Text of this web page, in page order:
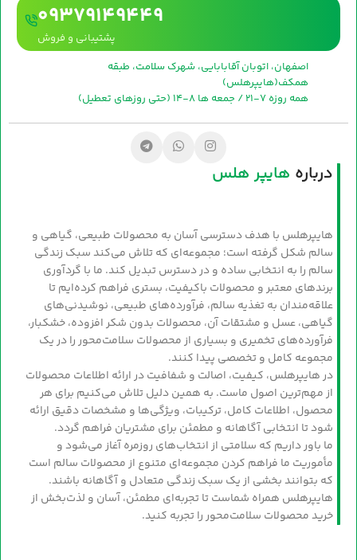
09379149449
پشتیبانی و فروش
اصفهان، اتوبان آقابابایی، شهرک سلامت، طبقه
همکف(هایپرهلس)
همه روزه 7-21 / جمعه ها 8-14 (حتی روزهای تعطیل)
درباره هایپر هلس
هایپرهلس با هدف دسترسی آسان به محصولات طبیعی، گیاهی و
سالم شکل گرفته است؛ مجموعه‌ای که تلاش می‌کند سبک زندگی
سالم را به انتخابی ساده و در دسترس تبدیل کند. ما با گردآوری
برندهای معتبر و محصولات باکیفیت، بستری فراهم کرده‌ایم تا
علاقه‌مندان به تغذیه سالم، فرآورده‌های طبیعی، نوشیدنی‌های
گیاهی، عسل و مشتقات آن، محصولات بدون شکر افزوده، خشکبار،
فرآورده‌های تخمیری و بسیاری از محصولات سلامت‌محور را در یک
مجموعه کامل و تخصصی پیدا کنند.
در هایپرهلس، کیفیت، اصالت و شفافیت در ارائه اطلاعات محصولات
از مهم‌ترین اصول ماست. به همین دلیل تلاش می‌کنیم برای هر
محصول، اطلاعات کامل، ترکیبات، ویژگی‌ها و مشخصات دقیق ارائه
شود تا انتخابی آگاهانه و مطمئن برای مشتریان فراهم گردد.
ما باور داریم که سلامتی از انتخاب‌های روزمره آغاز می‌شود و
مأموریت ما فراهم کردن مجموعه‌ای متنوع از محصولات سالم است
که بتوانند بخشی از یک سبک زندگی متعادل و آگاهانه باشند.
هایپرهلس همراه شماست تا تجربه‌ای مطمئن، آسان و لذت‌بخش از
خرید محصولات سلامت‌محور را تجربه کنید.